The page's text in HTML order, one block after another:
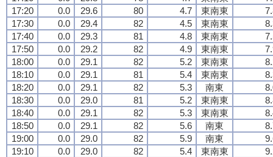
17:20
0.0 29.6 80 4.7 東南東
17:30
0.0 29.4 82 4.5 東南東
17:40
0.0 29.3 81 4.8 東南東
17:50
0.0 29.2 82 4.9 東南東
18:00
0.0 29.1 82 5.2 東南東
18:10
0.0 29.1 81 5.4 東南東
18:20
0.0 29.1 82 5.3 南東
18:30
0.0 29.0 81 5.2 東南東
18:40
0.0 29.1 82 5.3 東南東
18:50
0.0 29.1 82 5.6 南東
19:00
0.0 29.0 82 5.9 南東
19:10
0.0 29.0 82 5.4 東南東